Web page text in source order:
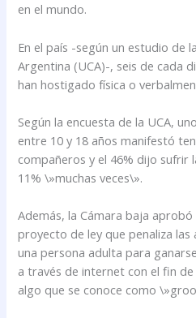
en el mundo.
En el país -según un estudio de
Argentina (UCA)-, seis de cada
han hostigado física o
Según la encuesta de la UCA,
entre 10 y 18 años manifestó
compañeros y el 46% dijo sufrir
11% \»muchas veces\».
Además, la Cámara baja
proyecto de ley que penaliza las
una persona adulta para
a través de internet con el fin
algo que se conoce como